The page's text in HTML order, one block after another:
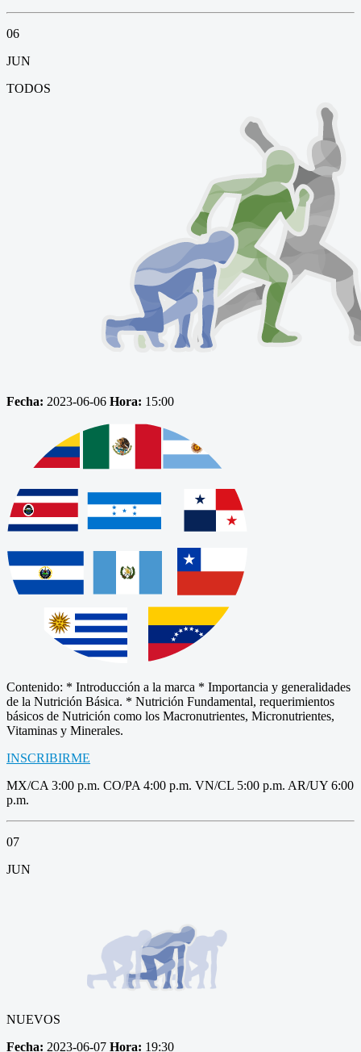
06
JUN
TODOS
Fecha: 2023-06-06 Hora: 15:00
Contenido: * Introducción a la marca * Importancia y generalidades
de la Nutrición Básica. * Nutrición Fundamental, requerimientos
básicos de Nutrición como los Macronutrientes, Micronutrientes,
Vitaminas y Minerales.
INSCRIBIRME
MX/CA 3:00 p.m. CO/PA 4:00 p.m. VN/CL 5:00 p.m. AR/UY 6:00
p.m.
07
JUN
NUEVOS
Fecha: 2023-06-07 Hora: 19:30